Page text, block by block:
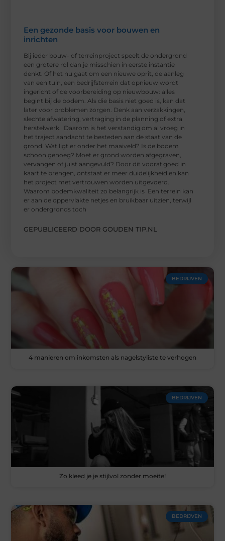
Een gezonde basis voor bouwen en
inrichten
Bij ieder bouw- of terreinproject speelt de ondergrond
een grotere rol dan je misschien in eerste instantie
denkt. Of het nu gaat om een nieuwe oprit, de aanleg
van een tuin, een bedrijfsterrein dat opnieuw wordt
ingericht of de voorbereiding op nieuwbouw: alles
begint bij de bodem. Als die basis niet goed is, kan dat
later voor problemen zorgen. Denk aan verzakkingen,
slechte afwatering, vertraging in de planning of extra
herstelwerk. Daarom is het verstandig om al vroeg in
het traject aandacht te besteden aan de staat van de
grond. Wat ligt er onder het maaiveld? Is de bodem
schoon genoeg? Moet er grond worden afgegraven,
vervangen of juist aangevuld? Door dit vooraf goed in
kaart te brengen, ontstaat er meer duidelijkheid en kan
het project met vertrouwen worden uitgevoerd.
Waarom bodemkwaliteit zo belangrijk is Een terrein kan
er aan de oppervlakte netjes en bruikbaar uitzien, terwijl
er ondergronds toch
GEPUBLICEERD DOOR GOUDEN TIP.NL
BEDRIJVEN
4 manieren om inkomsten als nagelstyliste te verhogen
BEDRIJVEN
Zo kleed je je stijlvol zonder moeite!
BEDRIJVEN